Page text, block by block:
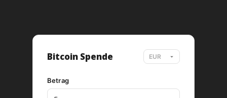
Bitcoin Spende
Betrag